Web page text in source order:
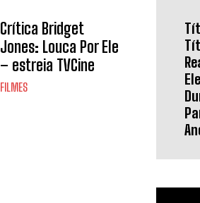
Crítica Bridget
Jones: Louca Por Ele
– estreia TVCine
FILMES